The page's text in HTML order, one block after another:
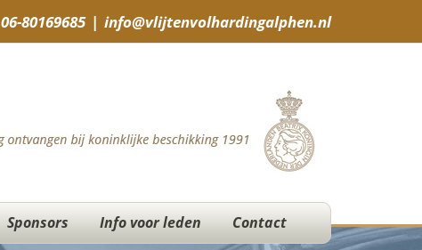
06-80169685 | info@vlijtenvolhardingalphen.nl
Sponsors Info voor leden Contact